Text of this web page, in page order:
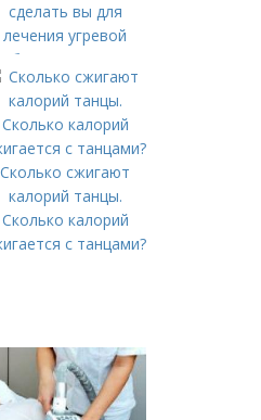
сделать вы для
лечения угревой
болезни (акне)
Сколько сжигают
калорий танцы.
Сколько калорий
с танцами?